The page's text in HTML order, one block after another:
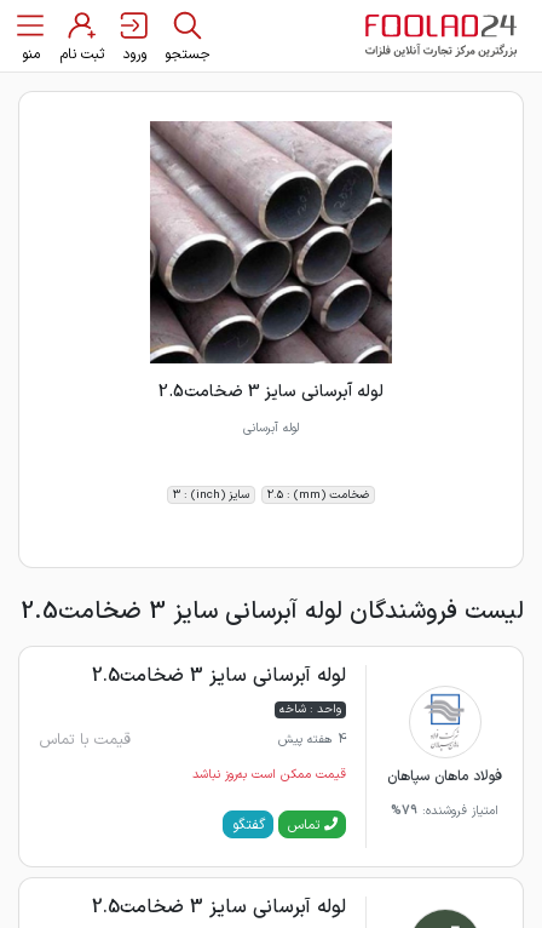
جستجو ورود ثبت نام منو
لوله آبرسانی سایز 3 ضخامت2.5
لوله آبرسانی
ضخامت (mm) : 2.5 سایز (inch) : 3
لیست فروشندگان لوله آبرسانی سایز 3 ضخامت2.5
فولاد ماهان سپاهان
امتیاز فروشنده: 79%
لوله آبرسانی سایز 3 ضخامت2.5
واحد : شاخه
4 هفته پیش
قیمت با تماس
قیمت ممکن است به‌روز نباشد
تماس گفتگو
لوله آبرسانی سایز 3 ضخامت2.5